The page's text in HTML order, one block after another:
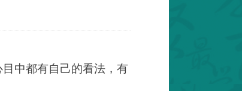
中都有自己的看法，有